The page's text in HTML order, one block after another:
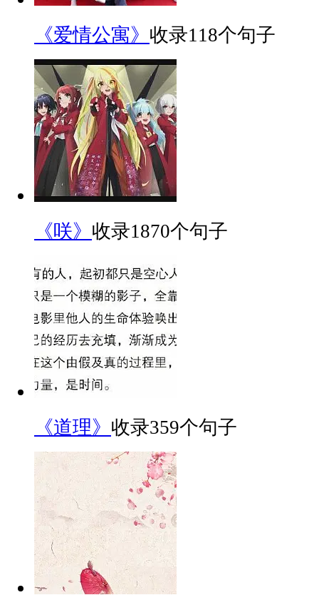
《爱情公寓》 收录118个句子
《咲》 收录1870个句子
《道理》 收录359个句子